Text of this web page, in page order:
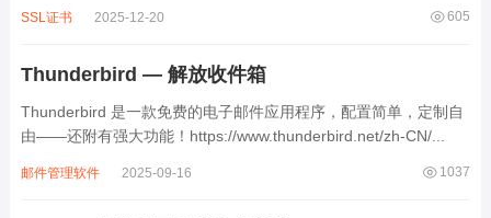
605
SSL证书 2025-12-20
Thunderbird — 解放收件箱
Thunderbird 是一款免费的电子邮件应用程序，配置简单，定制自
由——还附有强大功能！https://www.thunderbird.net/zh-CN/...
1037
邮件管理软件 2025-09-16